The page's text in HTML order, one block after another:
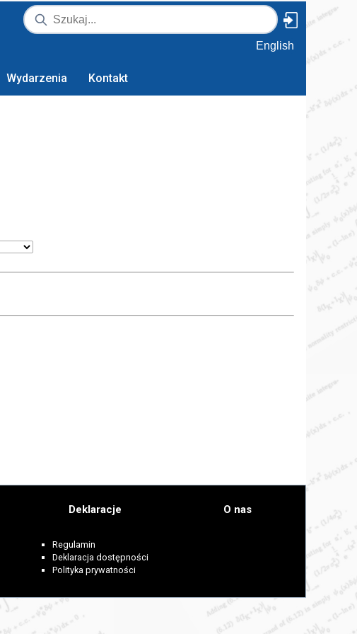
English
Wydarzenia Kontakt
Deklaracje
Regulamin
Deklaracja dostępności
Polityka prywatności
O nas